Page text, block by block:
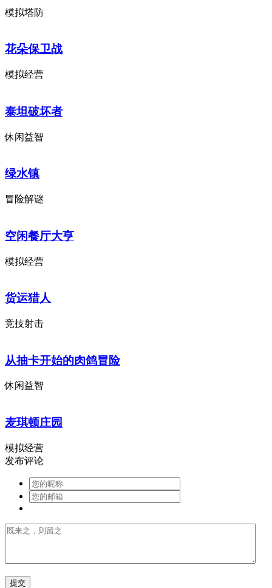
模拟塔防
花朵保卫战
模拟经营
泰坦破坏者
休闲益智
绿水镇
冒险解谜
空闲餐厅大亨
模拟经营
货运猎人
竞技射击
从抽卡开始的肉鸽冒险
休闲益智
麦琪顿庄园
模拟经营
发布评论